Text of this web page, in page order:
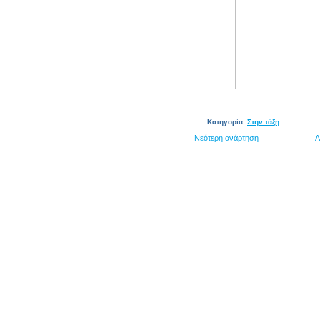
Κατηγορία: Στην τάξη
Νεότερη ανάρτηση